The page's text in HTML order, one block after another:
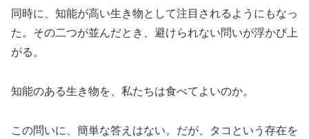
同時に、知能が高い生き物として注目されるようにもなっ
た。その二つが並んだとき、避けられない問いが浮かび上
がる。
知能のある生き物を、私たちは食べてよいのか。
この問いに、簡単な答えはない。だが、タコという存在を